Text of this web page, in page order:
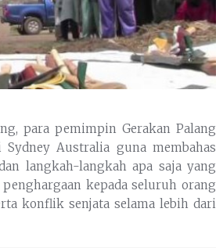
para pemimpin Gerakan Palang
Australia guna membahas
langkah-langkah apa saja yang
kepada seluruh orang
konflik senjata selama lebih dari